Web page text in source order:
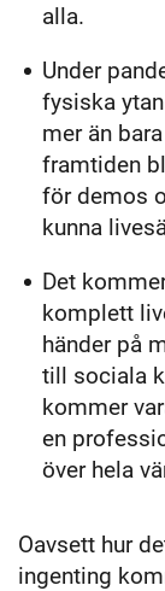
alla.
Under
fysiska
mer än
framtiden
för demos
kunna
Det
komplett
händer på
till sociala
kommer
en
över hela
Oavsett hur
ingenting